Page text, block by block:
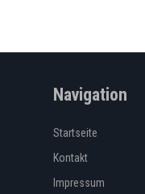
Navigation
Startseite
Kontakt
Impressum